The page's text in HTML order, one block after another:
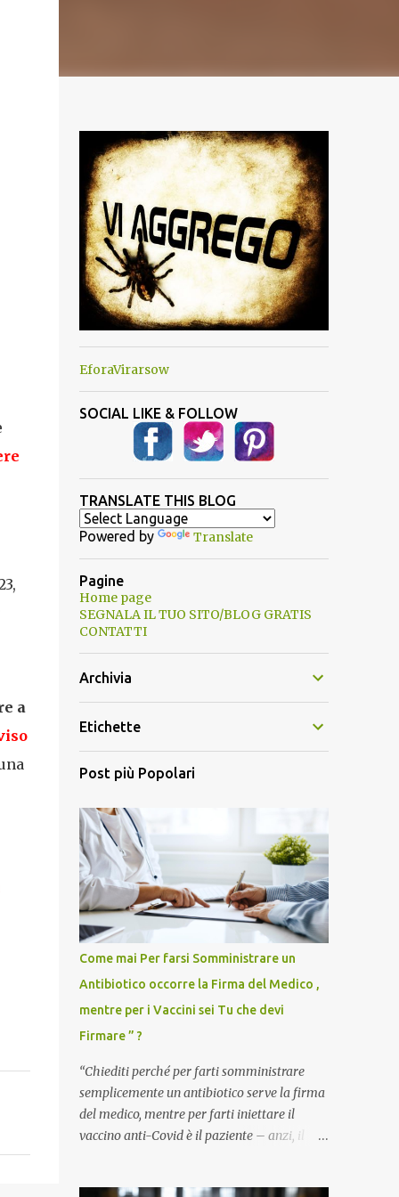
a
EforaVirarsow
SOCIAL LIKE & FOLLOW
TRANSLATE THIS BLOG
Powered by Translate
Pagine
Home page
SEGNALA IL TUO SITO/BLOG GRATIS
CONTATTI
Archivia
Etichette
Post più Popolari
Come mai Per farsi Somministrare un
Antibiotico occorre la Firma del Medico ,
mentre per i Vaccini sei Tu che devi
Firmare ” ?
“Chiediti perché per farti somministrare
semplicemente un antibiotico serve la firma
del medico, mentre per farti iniettare il
vaccino anti-Covid è il paziente – anzi, il